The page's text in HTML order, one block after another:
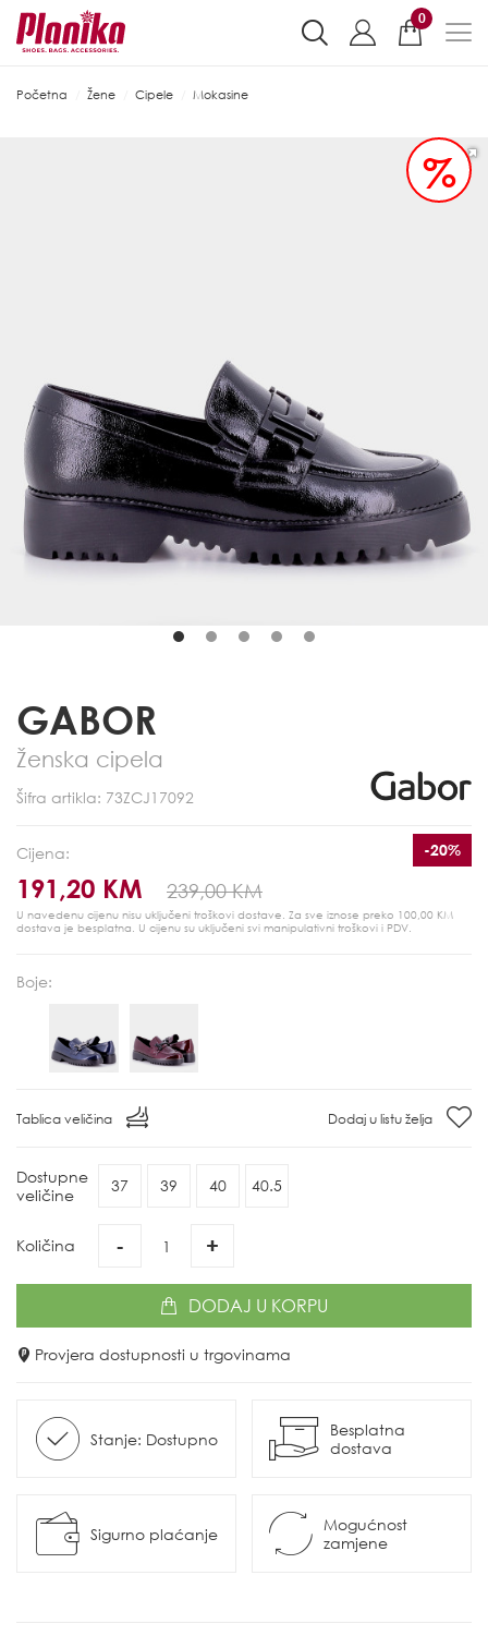
0
Početna Žene Cipele Mokasine
%
GABOR
Ženska cipela
Šifra artikla: 73ZCJ17092
Cijena:
191,20 KM 239,00 KM
-20%
U navedenu cijenu nisu uključeni troškovi dostave. Za sve iznose preko 100,00 KM
dostava je besplatna. U cijenu su uključeni svi manipulativni troškovi i PDV.
Boje:
Tablica veličina Dodaj u listu želja
Dostupne
veličine
37 39 40 40.5
Količina - +
DODAJ U KORPU
Provjera dostupnosti u trgovinama
Stanje: Dostupno
Besplatna
dostava
Sigurno plaćanje
Mogućnost
zamjene